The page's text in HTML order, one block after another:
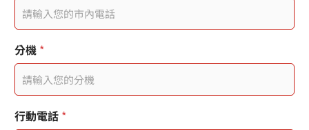
行
動
電
話
用
分機 *
行動電話 *